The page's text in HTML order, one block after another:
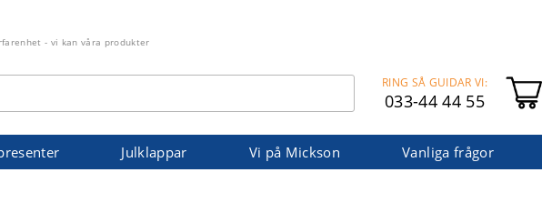
- vi kan våra produkter
RING SÅ GUIDAR VI:
033-44 44 55
Julklappar Vi på Mickson Vanliga frågor